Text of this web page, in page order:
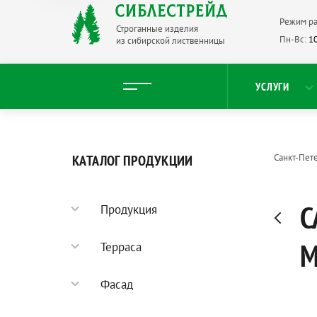
Строганные изделия
из сибирской лиственницы
УСЛУГИ
Режим
Пн-Вс:
КАТАЛОГ ПРОДУКЦИИ
Продукция
Садовый паркет
Терраса
Террасная доска
Фасад
Санкт-